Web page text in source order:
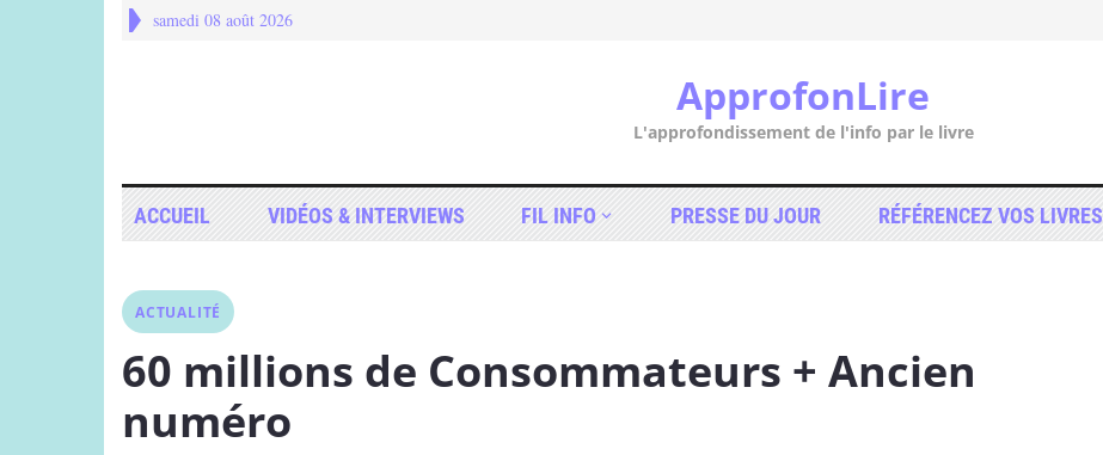
samedi 08 août 2026
ApprofonLire
L'approfondissement de l'info par le livre
ACCUEIL VIDÉOS & INTERVIEWS FIL INFO PRESSE DU JOUR RÉFÉRENCEZ VOS LIVRES
ACTUALITÉ
60 millions de Consommateurs + Ancien
numéro